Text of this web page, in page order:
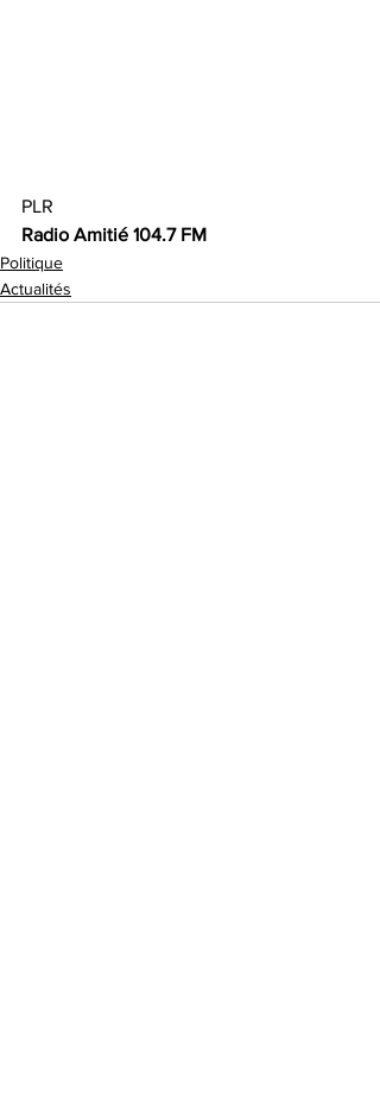
PLR
Radio Amitié 104.7 FM
Politique
Actualités